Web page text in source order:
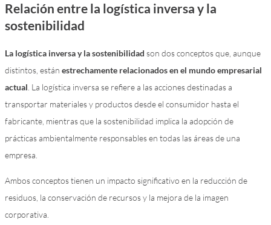
Relación entre la logística inversa y la
sostenibilidad
La logística inversa y la sostenibilidad son dos conceptos que, aunque
distintos, están estrechamente relacionados en el mundo empresarial
actual . La logística inversa se refiere a las acciones destinadas a
transportar materiales y productos desde el consumidor hasta el
fabricante, mientras que la sostenibilidad implica la adopción de
prácticas ambientalmente responsables en todas las áreas de una
empresa.
Ambos conceptos tienen un impacto significativo en la reducción de
residuos, la conservación de recursos y la mejora de la imagen
corporativa.